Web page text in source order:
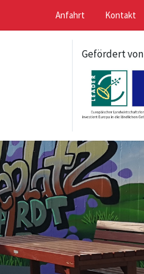
Anfahrt Kontakt
Gefördert von